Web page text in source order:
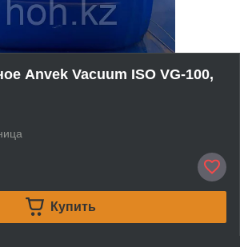
Anvek Vacuum ISO VG-100,
Купить